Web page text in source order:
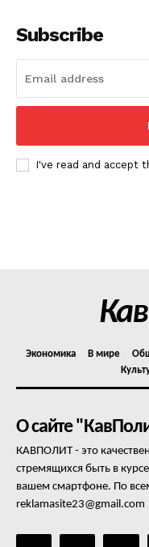
Связаться с нами
Политика
Реклама
Subscribe
I've read and accept
Экономика В мире
О сайте
КАВПОЛИТ - это
стремящихся быть в
вашем смартфоне. По
reklamasite23@gmail.com